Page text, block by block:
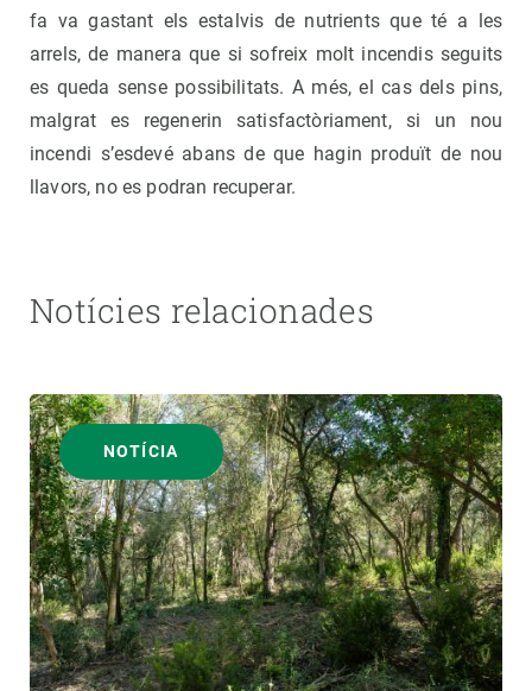
fa va gastant els estalvis de nutrients que té a les
arrels, de manera que si sofreix molt incendis seguits
es queda sense possibilitats. A més, el cas dels pins,
malgrat es regenerin satisfactòriament, si un nou
incendi s’esdevé abans de que hagin produït de nou
llavors, no es podran recuperar.
Notícies relacionades
NOTÍCIA